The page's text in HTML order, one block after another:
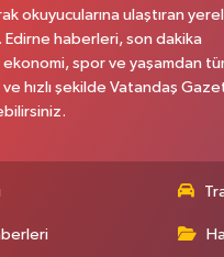
okuyucularına ulaştıran yerel
haberleri, son dakika
spor ve yaşamdan
hızlı şekilde Vatandaş